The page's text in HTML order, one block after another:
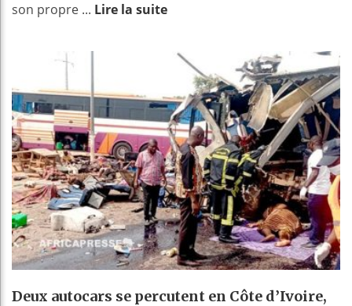
son propre ... Lire la suite
Deux autocars se percutent en Côte d’Ivoire,